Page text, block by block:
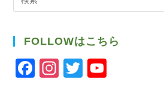
索
FOLLOWはこちら
F
In
T